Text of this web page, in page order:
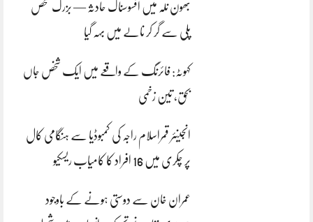
بھون نلہ میں افسوسناک حادثہ — بزرگ شخص
پلی سے گر کر نالے میں بہہ گیا
کہوٹہ: فائرنگ کے واقعے میں ایک شخص جاں
بحق، تین زخمی
انجینئر قمراسلام راجہ کی کمبوڈیا سے ہنگامی کال
پر چکری میں 16 افراد کا کامیاب ریسکیو
عمران خان سے دوستی ہونے کے باوجود